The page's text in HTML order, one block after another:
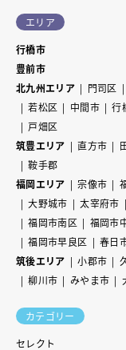
エリア
行橋市
豊前市
北九州エリア
門司区
若松区
中間市 行
戸畑区
筑豊エリア
直方市
鞍手郡
福岡エリア
宗像市
大野城市
太宰府市
福岡市南区
福岡市
福岡市早良区
春日
筑後エリア
小郡市
柳川市
みやま市
カテゴリー
セレクト